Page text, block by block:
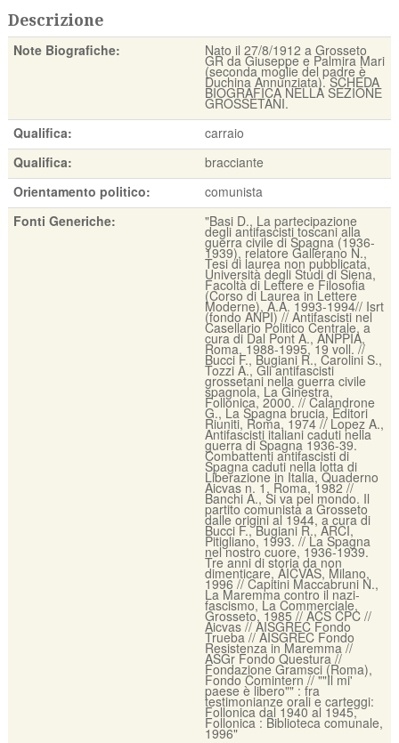
Descrizione
Note Biografiche: Nato il 27/8/1912 a Grosseto
GR da Giuseppe e Palmira Mari
(seconda moglie del padre è
Duchina Annunziata). SCHEDA
BIOGRAFICA NELLA SEZIONE
GROSSETANI.
Qualifica:
carraio
Qualifica:
bracciante
Orientamento politico:
comunista
Fonti Generiche:
"Basi D., La partecipazione
degli antifascisti toscani alla
guerra civile di Spagna (1936-
1939), relatore Gallerano N.,
Tesi di laurea non pubblicata,
Università degli Studi di Siena,
Facoltà di Lettere e Filosofia
(Corso di Laurea in Lettere
Moderne), A.A. 1993-1994// Isrt
(fondo ANPI) // Antifascisti nel
Casellario Politico Centrale, a
cura di Dal Pont A., ANPPIA,
Roma, 1988-1995, 19 voll. //
Bucci F., Bugiani R., Carolini S.,
Tozzi A., Gli antifascisti
grossetani nella guerra civile
spagnola, La Ginestra,
Follonica, 2000. // Calandrone
G., La Spagna brucia, Editori
Riuniti, Roma, 1974 // Lopez A.,
Antifascisti italiani caduti nella
guerra di Spagna 1936-39.
Combattenti antifascisti di
Spagna caduti nella lotta di
Liberazione in Italia, Quaderno
Aicvas n. 1, Roma, 1982 //
Banchi A., Si va pel mondo. Il
partito comunista a Grosseto
dalle origini al 1944, a cura di
Bucci F., Bugiani R., ARCI,
Pitigliano, 1993. // La Spagna
nel nostro cuore, 1936-1939.
Tre anni di storia da non
dimenticare, AICVAS, Milano,
1996 // Capitini Maccabruni N.,
La Maremma contro il nazi-
fascismo, La Commerciale,
Grosseto, 1985 // ACS CPC //
Aicvas // AISGREC Fondo
Trueba // AISGREC Fondo
Resistenza in Maremma //
ASGr Fondo Questura //
Fondazione Gramsci (Roma),
Fondo Comintern // ""Il mi'
paese è libero"" : fra
testimonianze orali e carteggi:
Follonica dal 1940 al 1945,
Follonica : Biblioteca comunale,
1996"